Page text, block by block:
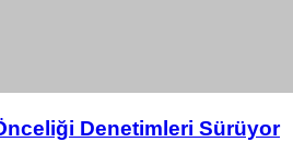
Denetimleri Sürüyor